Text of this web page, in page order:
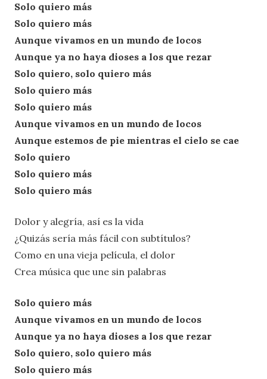
Solo quiero más
Solo quiero más
Aunque vivamos en un mundo de locos
Aunque ya no haya dioses a los que rezar
Solo quiero, solo quiero más
Solo quiero más
Solo quiero más
Aunque vivamos en un mundo de locos
Aunque estemos de pie mientras el cielo se cae
Solo quiero
Solo quiero más
Solo quiero más
Dolor y alegría, así es la vida
¿Quizás sería más fácil con subtítulos?
Como en una vieja película, el dolor
Crea música que une sin palabras
Solo quiero más
Aunque vivamos en un mundo de locos
Aunque ya no haya dioses a los que rezar
Solo quiero, solo quiero más
Solo quiero más